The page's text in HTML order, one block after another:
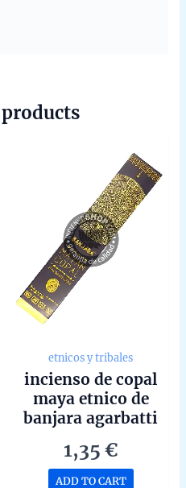
etnicos y tribales
incienso de copal
maya etnico de
banjara agarbatti
mano unidad de
15g
1,35€
ADD TO CART